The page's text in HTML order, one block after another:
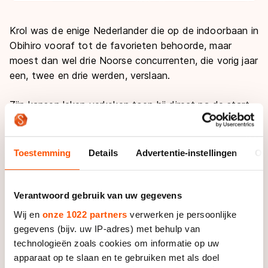
Toestemming Details Advertentie-instellingen
Verantwoord gebruik van uw gegevens
Wij en onze 1022 partners verwerken je persoonlijke
gegevens (bijv. uw IP-adres) met behulp van
technologieën zoals cookies om informatie op uw
apparaat op te slaan en te gebruiken met als doel
Krol was de enige Nederlander die op de indoorbaan in
Obihiro vooraf tot de favorieten behoorde, maar
moest dan wel drie Noorse concurrenten, die vorig jaar
een, twee en drie werden, verslaan.
Zijn kansen leken verkeken toen hij direct na de start
van de 3000 meter met de punt van zijn schaats in
het ijs prikte en voorover viel. Maar Krol was
razendsnel weer op de been en knalde er alsnog een
"We zijn gisteravond met een rotgevoel naar bed
gegaan," zei Jong Oranje-coach Erik Bouwman na
afloop, "Maar hadden nog wel het idee om op de
1500 echt te laten zien wat we kunnen. Dat gold voor